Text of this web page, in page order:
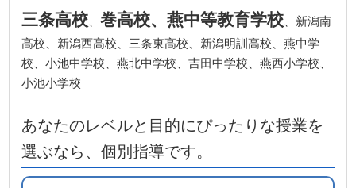
三条高校 、巻高校、燕中等教育学校 、新潟南
高校、新潟西高校、三条東高校、新潟明訓高校、燕中学
校、小池中学校、燕北中学校、吉田中学校、燕西小学校、
小池小学校
あなたのレベルと目的にぴったりな授業を
選ぶなら、個別指導です。